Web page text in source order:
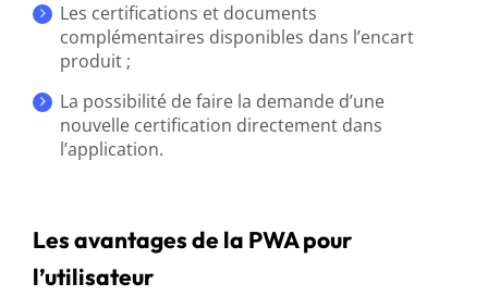
Les certifications et documents
complémentaires disponibles dans l’encart
produit ;
La possibilité de faire la demande d’une
nouvelle certification directement dans
l’application.
Les avantages de la PWA pour
l’utilisateur